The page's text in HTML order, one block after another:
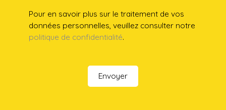
Pour en savoir plus sur le traitement de vos
données personnelles, veuillez consulter notre
politique de confidentialité.
Envoyer